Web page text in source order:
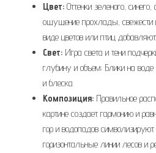
Цвет: Оттенки зеленого,
ощущение прохлады, свежести
виде цветов или птиц
Свет: Игра света и тени
глубину и объем; Блики на воде
и блеска.
Композиция: Правильное
картине создает гармонию и
гор и водопадов
горизонтальные линии лесов и